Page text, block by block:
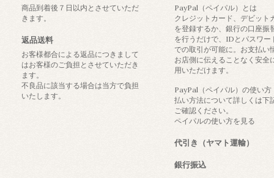
商品到着後７日以内とさせていただ
きます。
返品送料
お客様都合による返品につきまして
はお客様のご負担とさせていただき
ます。
不良品に該当する場合は当方で負担
いたします。
PayPal（ペイパル）とは
クレジットカード、デビット
を登録するか、銀行の口座振
を行うだけで、IDとパスワー
での取引が可能に。お支払い
お店側に伝えることなく安全
用いただけます。
PayPal（ペイパル）の使い方
払い方法について詳しくは下
ご確認ください。
ペイパルの使い方を見る
代引き（ヤマト運輸）
銀行振込